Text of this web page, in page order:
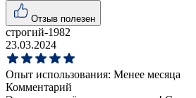
Отзыв полезен
строгий-1982
23.03.2024
Опыт использования: Менее месяца
Комментарий